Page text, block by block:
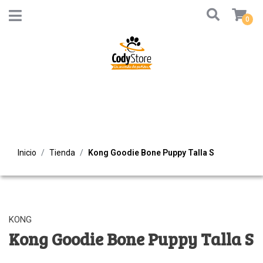
0
Inicio Tienda Kong Goodie Bone Puppy Talla S
KONG
Kong Goodie Bone Puppy Talla S